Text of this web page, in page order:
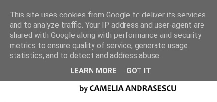
This site uses cookies from Google to deliver its services
and to analyze traffic. Your IP address and user-agent are
shared with Google along with performance and security
metrics to ensure quality of service, generate usage
statistics, and to detect and address abuse.
LEARN MORE GOT IT